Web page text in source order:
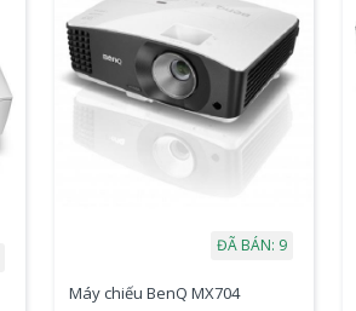
ĐÃ BÁN: 9
Máy chiếu BenQ MX704